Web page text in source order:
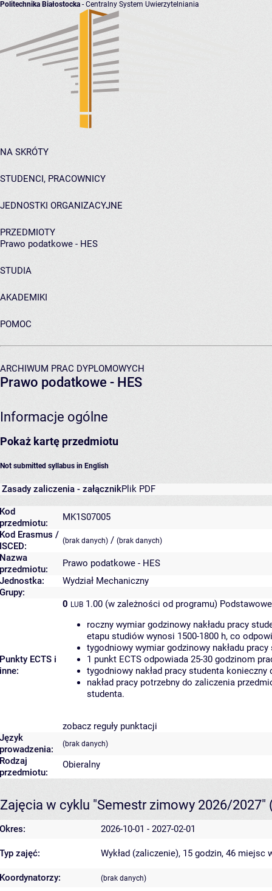
Politechnika Białostocka - Centralny System Uwierzytelniania
NA SKRÓTY
STUDENCI, PRACOWNICY
JEDNOSTKI ORGANIZACYJNE
PRZEDMIOTY
Prawo podatkowe - HES
STUDIA
AKADEMIKI
POMOC
ARCHIWUM PRAC DYPLOMOWYCH
Prawo podatkowe - HES
Informacje ogólne
Pokaż kartę przedmiotu
Not submitted syllabus in English
Zasady zaliczenia - załącznikPlik PDF
Kod
przedmiotu:
MK1S07005
Kod Erasmus /
ISCED:
(brak danych) / (brak danych)
Nazwa
przedmiotu:
Prawo podatkowe - HES
Jednostka:
Wydział Mechaniczny
Grupy:
Punkty ECTS i
inne:
0 LUB 1.00 (w zależności od programu)
roczny wymiar godzinowy nakładu pracy
etapu studiów wynosi 1500-1800 h, co
tygodniowy wymiar godzinowy nakładu
1 punkt ECTS odpowiada 25-30 godzinom
tygodniowy nakład pracy studenta
nakład pracy potrzebny do zaliczenia
studenta.
zobacz reguły punktacji
Język
prowadzenia:
(brak danych)
Rodzaj
przedmiotu:
Obieralny
Zajęcia w cyklu "Semestr zimowy 2026/2027"
Okres: 2026-10-01 - 2027-02-01
Typ zajęć: Wykład (zaliczenie), 15 godzin, 46 miejsc
Koordynatorzy: (brak danych)